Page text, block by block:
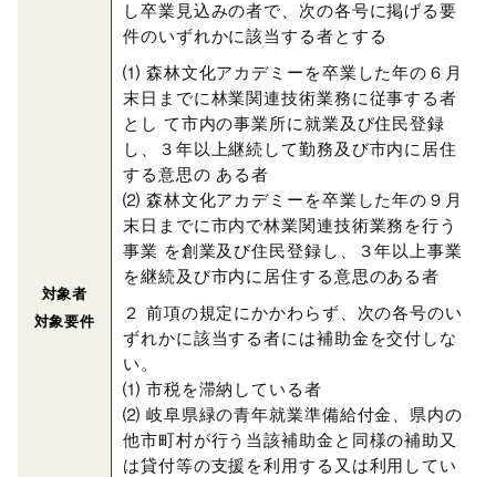
対象者
対象要件
し卒業見込みの者で、次の各号に掲げる要
件のいずれかに該当する者とする
⑴ 森林文化アカデミーを卒業した年の６月
末日までに林業関連技術業務に従事する者
とし て市内の事業所に就業及び住民登録
し、３年以上継続して勤務及び市内に居住
する意思の ある者
⑵ 森林文化アカデミーを卒業した年の９月
末日までに市内で林業関連技術業務を行う
事業 を創業及び住民登録し、３年以上事業
を継続及び市内に居住する意思のある者
２ 前項の規定にかかわらず、次の各号のい
ずれかに該当する者には補助金を交付しな
い。
⑴ 市税を滞納している者
⑵ 岐阜県緑の青年就業準備給付金、県内の
他市町村が行う当該補助金と同様の補助又
は貸付等の支援を利用する又は利用してい